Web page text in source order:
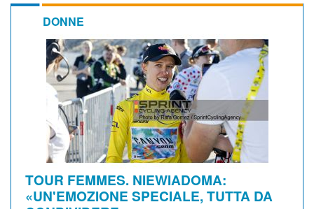
DONNE
TOUR FEMMES. NIEWIADOMA:
«UN'EMOZIONE SPECIALE, TUTTA DA